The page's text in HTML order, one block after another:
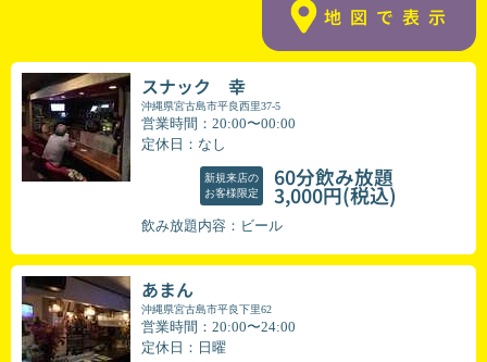
地図で表示
スナック 幸
沖縄県宮古島市平良西里37-5
営業時間：20:00〜00:00
定休日：なし
新規来店の
お客様限定
60分飲み放題
3,000円(税込)
飲み放題内容：ビール
あまん
沖縄県宮古島市平良下里62
営業時間：20:00〜24:00
定休日：日曜